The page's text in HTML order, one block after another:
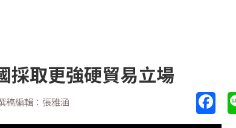
採取更強硬貿易立場
稿編輯：張雅涵